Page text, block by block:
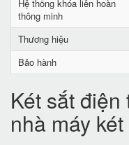
Hệ thống khóa liên hoàn
thông minh
Thương hiệu
Bảo hành
Két sắt
nhà máy